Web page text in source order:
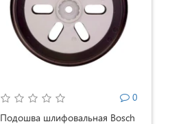
0
Подошва шлифовальная Bosch